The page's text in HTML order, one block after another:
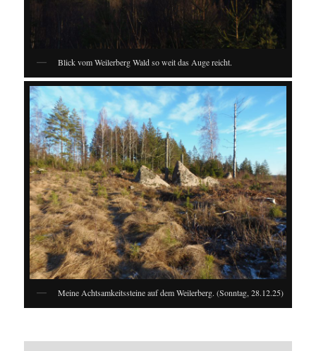
Blick vom Weilerberg Wald so weit das Auge reicht.
Meine Achtsamkeitssteine auf dem Weilerberg. (Sonntag, 28.12.25)